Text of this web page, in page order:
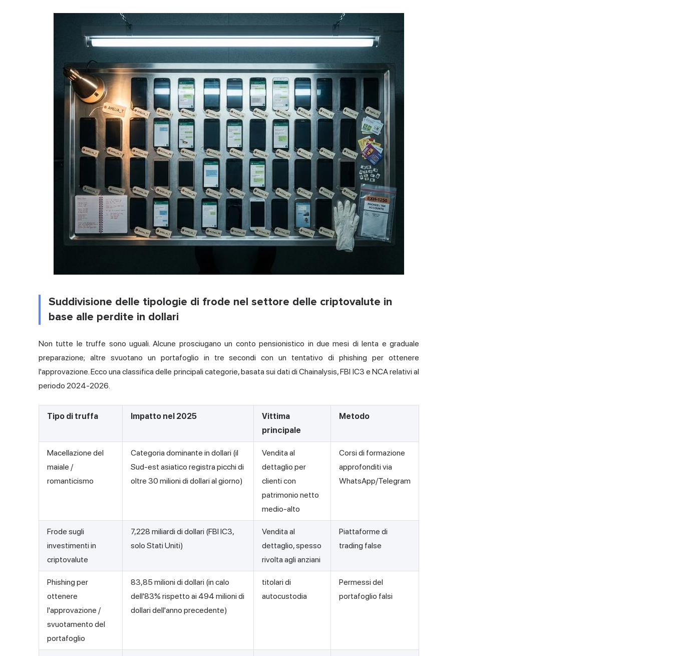
Suddivisione delle tipologie di frode nel settore delle criptovalute in
base alle perdite in dollari
Non tutte le truffe sono uguali. Alcune prosciugano un conto pensionistico in due mesi di lenta e graduale
preparazione; altre svuotano un portafoglio in tre secondi con un tentativo di phishing per ottenere
l'approvazione. Ecco una classifica delle principali categorie, basata sui dati di Chainalysis, FBI IC3 e NCA relativi al
periodo 2024-2026.
Tipo di truffa Impatto nel 2025
Vittima
principale
Metodo
Macellazione del
maiale /
romanticismo
Categoria dominante in dollari (il
Sud-est asiatico registra picchi di
oltre 30 milioni di dollari al giorno)
Vendita al
dettaglio per
clienti con
patrimonio netto
medio-alto
Corsi di formazione
approfonditi via
WhatsApp/Telegram
Frode sugli
investimenti in
criptovalute
7,228 miliardi di dollari (FBI IC3,
solo Stati Uniti)
Vendita al
dettaglio, spesso
rivolta agli anziani
Piattaforme di
trading false
Phishing per
ottenere
l'approvazione /
svuotamento del
portafoglio
83,85 milioni di dollari (in calo
dell'83% rispetto ai 494 milioni di
dollari dell'anno precedente)
titolari di
autocustodia
Permessi del
portafoglio falsi